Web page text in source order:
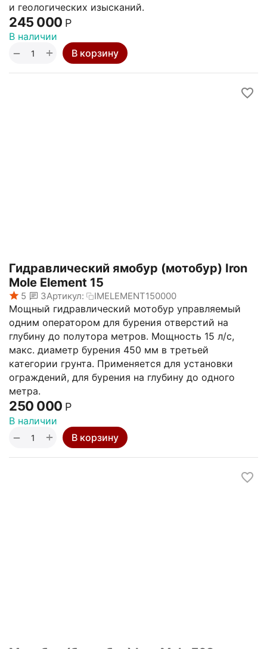
и геологических изысканий.
245 000 Р
В наличии
+
− В корзину
Гидравлический ямобур (мотобур) Iron
Mole Element 15
5 3Артикул: IMELEMENT150000
Мощный гидравлический мотобур управляемый
одним оператором для бурения отверстий на
глубину до полутора метров. Мощность 15 л/с,
макс. диаметр бурения 450 мм в третьей
категории грунта. Применяется для установки
ограждений, для бурения на глубину до одного
метра.
250 000 Р
В наличии
+
− В корзину